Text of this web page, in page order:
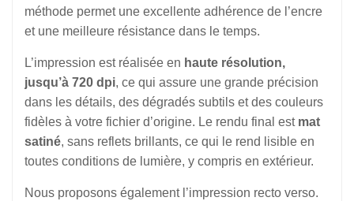
méthode permet une excellente adhérence de l’encre
et une meilleure résistance dans le temps.
L’impression est réalisée en haute résolution,
jusqu’à 720 dpi, ce qui assure une grande précision
dans les détails, des dégradés subtils et des couleurs
fidèles à votre fichier d’origine. Le rendu final est mat
satiné, sans reflets brillants, ce qui le rend lisible en
toutes conditions de lumière, y compris en extérieur.
Nous proposons également l’impression recto verso.